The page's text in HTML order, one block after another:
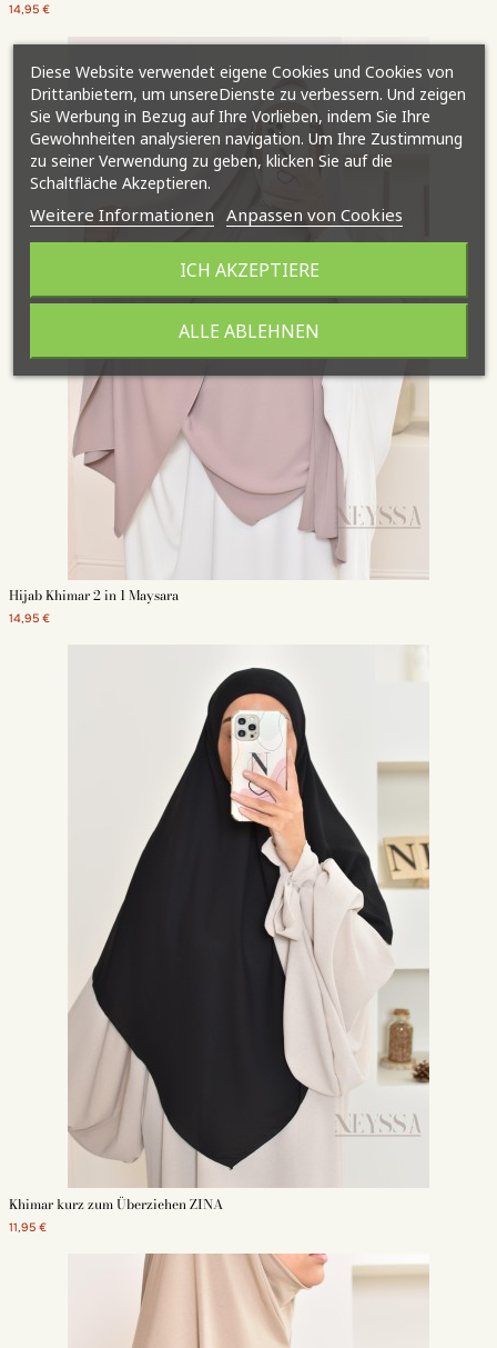
14,95 €
Hijab Khimar 2 in 1 Maysara
14,95 €
Khimar kurz zum Überziehen ZINA
11,95 €
Diese Website verwendet eigene Cookies und Cookies von
Drittanbietern, um unsereDienste zu verbessern. Und zeigen
Sie Werbung in Bezug auf Ihre Vorlieben, indem Sie Ihre
Gewohnheiten analysieren navigation. Um Ihre Zustimmung
zu seiner Verwendung zu geben, klicken Sie auf die
Schaltfläche Akzeptieren.
Weitere Informationen Anpassen von Cookies
ALLE ABLEHNEN
ICH AKZEPTIERE